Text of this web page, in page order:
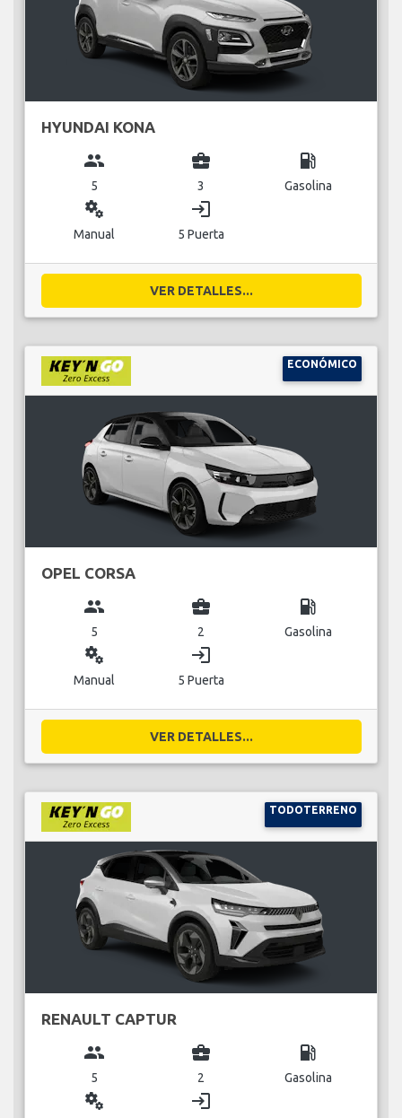
HYUNDAI KONA
group
5
business_center
3
local_gas_station
Gasolina
miscellaneous_services
Manual
login
5 Puerta
VER DETALLES...
ECONÓMICO
OPEL CORSA
group
5
business_center
2
local_gas_station
Gasolina
miscellaneous_services
Manual
login
5 Puerta
VER DETALLES...
TODOTERRENO
RENAULT CAPTUR
group
5
business_center
2
local_gas_station
Gasolina
miscellaneous_services login